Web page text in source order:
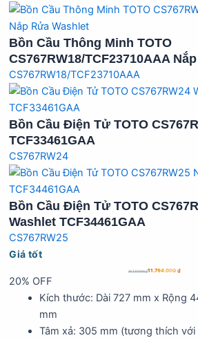
Bồn Cầu Thông Minh TOTO
CS767RW18/TCF23710AAA
CS767RW18/TCF23710AAA
Bồn Cầu Điện Tử TOTO
TCF33461GAA
CS767RW24
Bồn Cầu Điện Tử TOTO
Washlet TCF34461GAA
CS767RW25
Giá tốt
14.737.000 ₫11.794.000₫
20% OFF
Kích thước: Dài 727 mm x Rộng
mm
Tâm xả: 305 mm (tương thích